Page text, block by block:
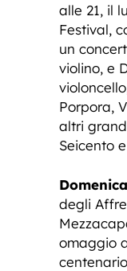
alle 21, il
Festival,
un
violino, e
Porpora,
altri
Seicento
degli
omaggio